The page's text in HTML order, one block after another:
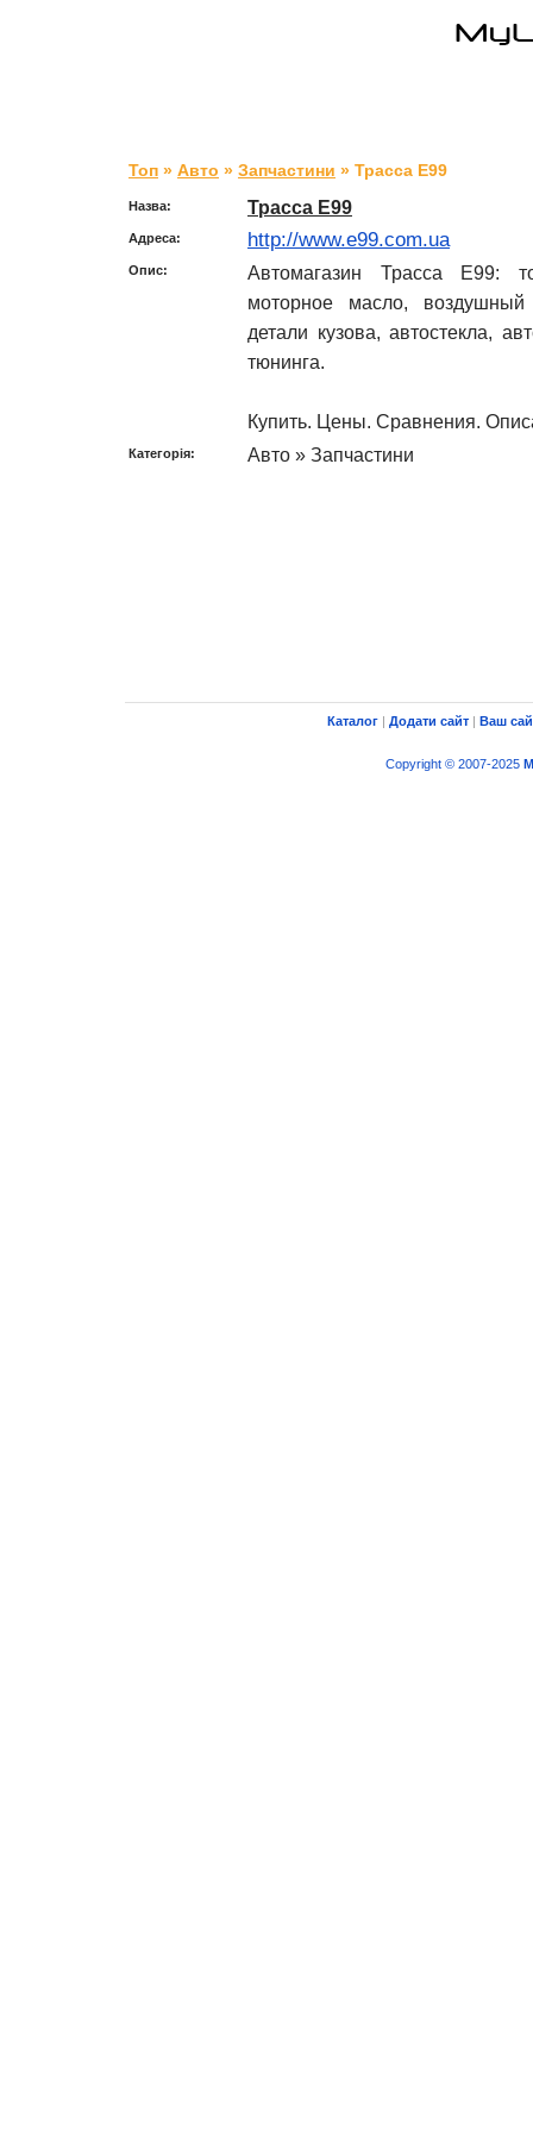
Топ » Авто » Запчастини » Трасса Е99
Назва: Трасса Е99
Адреса: http://www.e99.com.ua
Опис:
Автомагазин Трасса Е99:
моторное масло,
детали кузова, автостекла,
тюнинга.
Купить. Цены. Сравнения.
Категорія: Авто » Запчастини
Каталог | Додати сайт | Ваш
Copyright © 2007-2025